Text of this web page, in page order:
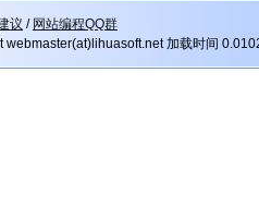
议 / 网站编程QQ群
加载时间